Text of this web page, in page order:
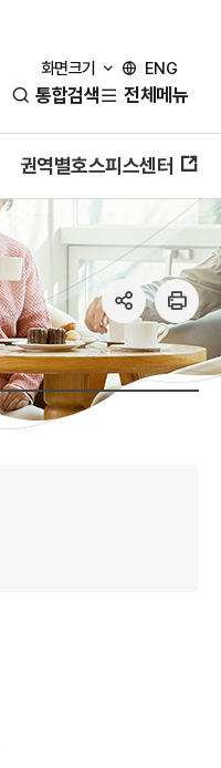
화면크기 ENG
통합검색 전체메뉴
권역별호스피스센터
SNS
공
유
인
쇄